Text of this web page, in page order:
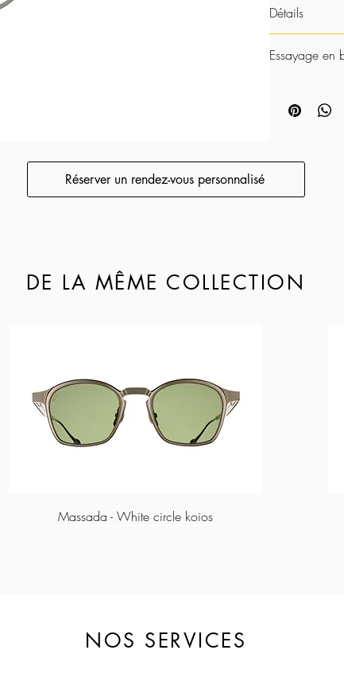
non.
Découvrez
Détails
Designer -
Essayage en
design unique
qui vous
Réserver un rendez-vous personnalisé
DE LA MÊME COLLECTION
Massada - White circle koios
NOS SERVICES